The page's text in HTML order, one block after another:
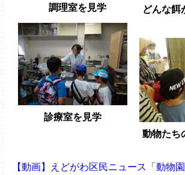
調理室を見学 どんな餌
診療室を見学
動物たち
【動画】えどがわ区民ニュース「動物